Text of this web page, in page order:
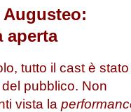
Augusteo:
aperta
tutto il cast è stato
pubblico. Non
vista la